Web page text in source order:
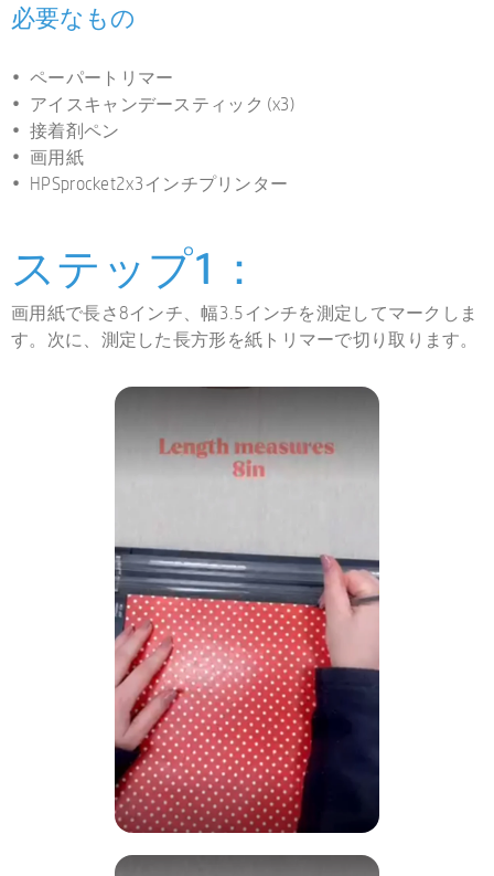
必要なもの
ペーパートリマー
アイスキャンデースティック (x3)
接着剤ペン
画用紙
HPSprocket2x3インチプリンター
ステップ1：
画用紙で長さ8インチ、幅3.5インチを測定してマークしま
す。次に、測定した長方形を紙トリマーで切り取ります。